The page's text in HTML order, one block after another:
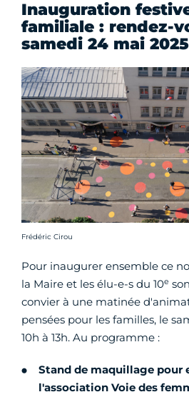
Inauguration
familiale : rendez-
samedi 24 mai
Crédit photo :
Frédéric Cirou
Pour inaugurer ensemble ce
la Maire et les élu-e-s du 10e
convier à une matinée
pensées pour les familles, le
10h à 13h. Au programme :
Stand de maquillage pour
l'association Voie des